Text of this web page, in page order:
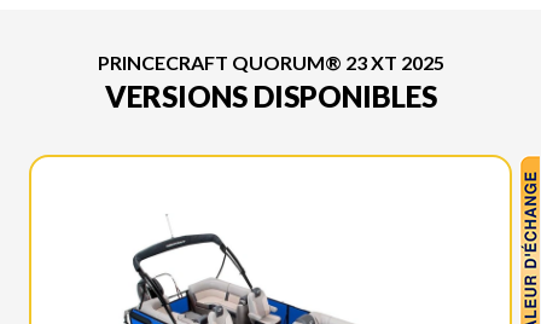
PRINCECRAFT QUORUM® 23 XT 2025
VERSIONS DISPONIBLES